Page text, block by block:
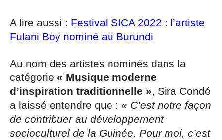
A lire aussi : Festival SICA 2022 : l’artiste
Fulani Boy nominé au Burundi
Au nom des artistes nominés dans la
catégorie « Musique moderne
d’inspiration traditionnelle », Sira Condé
a laissé entendre que : « C’est notre façon
de contribuer au développement
socioculturel de la Guinée. Pour moi, c’est